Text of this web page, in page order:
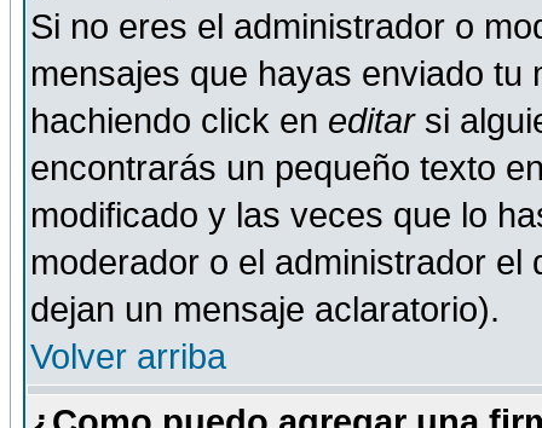
Si no eres el administrador o
mensajes que hayas enviado tu
hachiendo click en editarsi
encontrarás un pequeño texto
modificado y las veces que lo
moderador o el administrador
dejan un mensaje aclaratorio).
Volver arriba